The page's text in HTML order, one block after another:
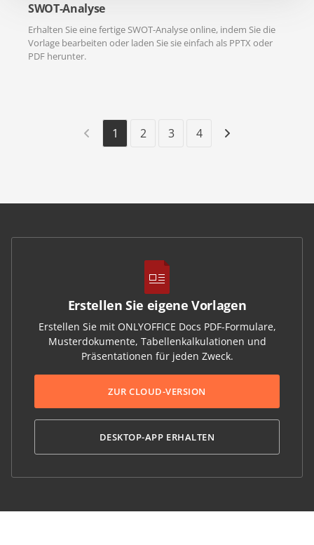
SWOT-Analyse
Erhalten Sie eine fertige SWOT-Analyse online, indem Sie die
Vorlage bearbeiten oder laden Sie sie einfach als PPTX oder
PDF herunter.
1 2 3 4
Erstellen Sie eigene Vorlagen
Erstellen Sie mit ONLYOFFICE Docs PDF-Formulare,
Musterdokumente, Tabellenkalkulationen und
Präsentationen für jeden Zweck.
ZUR CLOUD-VERSION
DESKTOP-APP ERHALTEN